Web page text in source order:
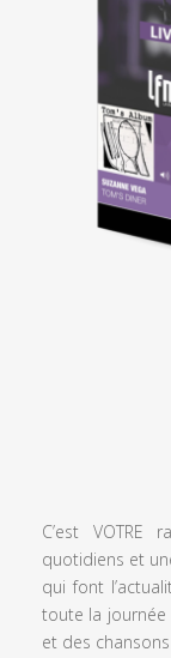
C’est VOTRE
quotidiens et
qui font
toute la journée
et des chansons